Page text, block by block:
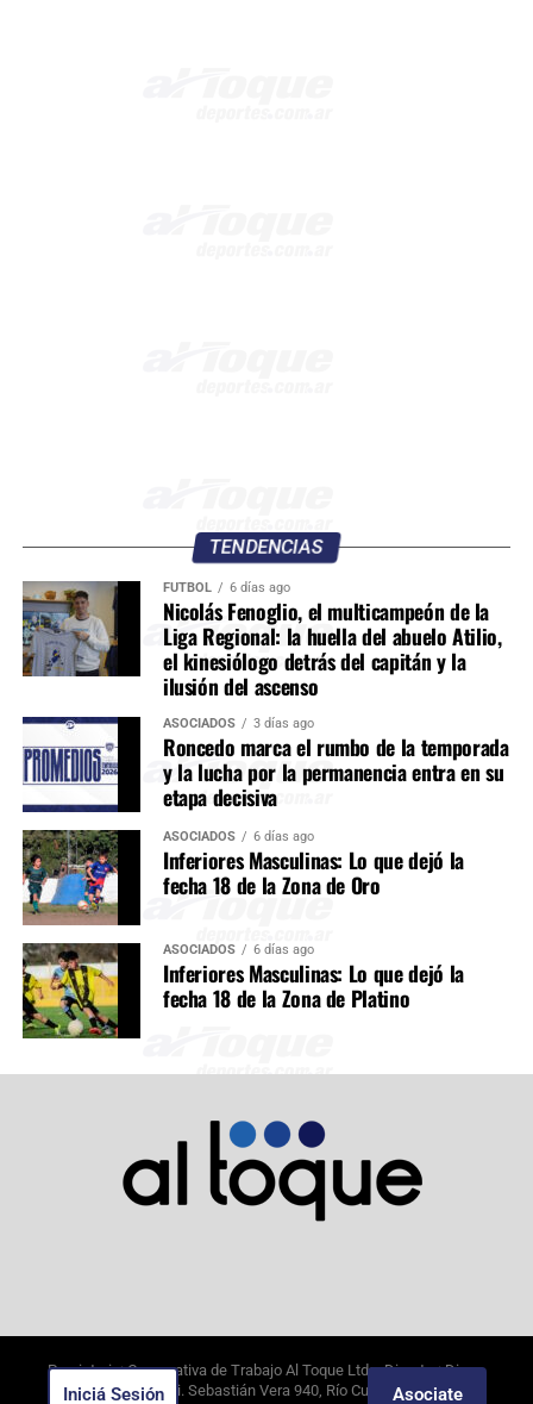
TENDENCIAS
FÚTBOL 6 días ago
Nicolás Fenoglio, el multicampeón de la
Liga Regional: la huella del abuelo Atilio,
el kinesiólogo detrás del capitán y la
ilusión del ascenso
ASOCIADOS 3 días ago
Roncedo marca el rumbo de la temporada
y la lucha por la permanencia entra en su
etapa decisiva
ASOCIADOS 6 días ago
Inferiores Masculinas: Lo que dejó la
fecha 18 de la Zona de Oro
ASOCIADOS 6 días ago
Inferiores Masculinas: Lo que dejó la
fecha 18 de la Zona de Platino
Propietario: Cooperativa de Trabajo Al Toque Ltda. Director: Diego
Alejandro Borghi. Sebastián Vera 940, Río Cuarto, Córdoba.
Asociate
Iniciá Sesión